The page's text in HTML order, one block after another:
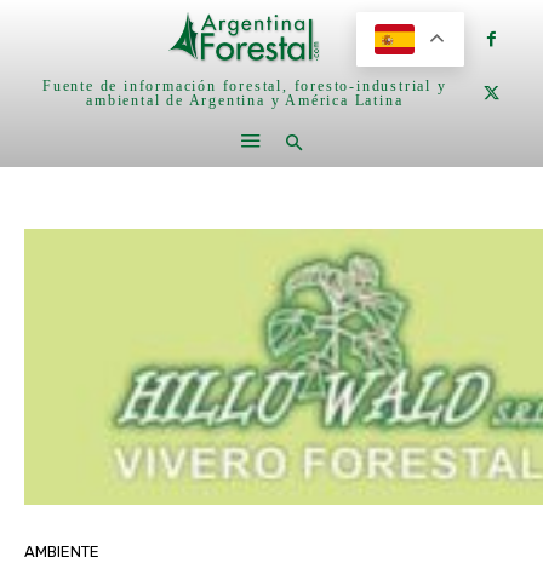
Fuente de información forestal, foresto-industrial y
ambiental de Argentina y América Latina
AMBIENTE